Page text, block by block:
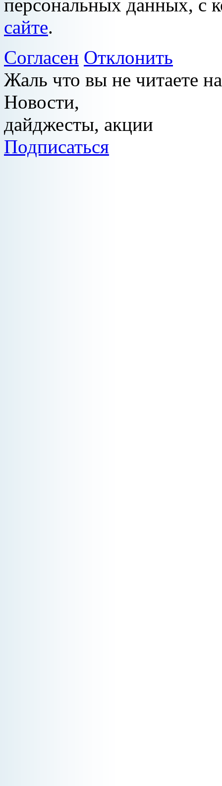
персональных данных, с
сайте.
Согласен Отклонить
Жаль что вы не читаете
Новости,
дайджесты, акции
Подписаться